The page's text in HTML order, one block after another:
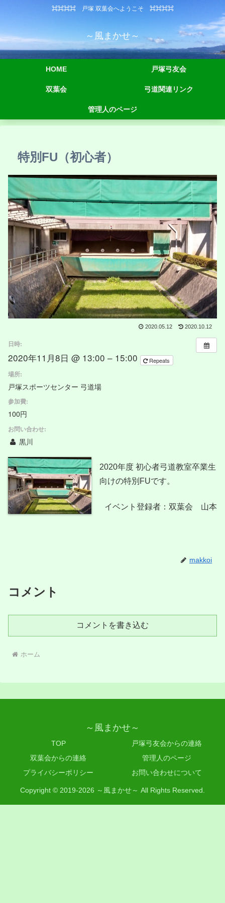
⌘⌘⌘⌘ 戸塚 双葉会へようこそ ⌘⌘⌘⌘
～風まかせ～
HOME 戸塚弓友会
双葉会 弓道関連リンク
管理人のページ
特別FU（初心者）
2020.05.12 2020.10.12
日時:
2020年11月8日 @ 13:00 – 15:00 Repeats
場所:
戸塚スポーツセンター 弓道場
参加費:
100円
お問い合わせ:
黒川
2020年度 初心者弓道教室卒業生
向けの特別FUです。
イベント登録者：双葉会 山本
makkoi
コメント
コメントを書き込む
ホーム
～風まかせ～
TOP
戸塚弓友会からの連絡
双葉会からの連絡
管理人のページ
プライバシーポリシー
お問い合わせについて
Copyright © 2019-2026 ～風まかせ～ All Rights Reserved.